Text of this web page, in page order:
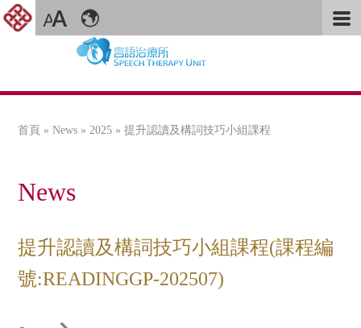
您在這裡
首頁 »News » 2025 » 提升認讀及構詞技巧小組課程
News
提升認讀及構詞技巧小組課程(課程編
號:READINGGP-202507)